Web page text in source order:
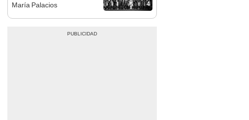
4
María Palacios